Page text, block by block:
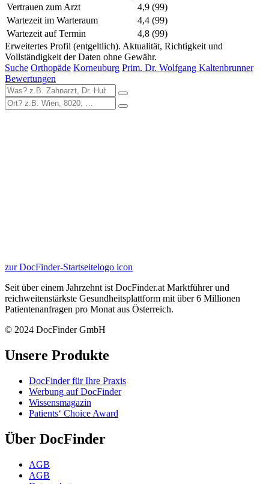
Vertrauen zum Arzt
4,9 (99)
Wartezeit im Warteraum
4,4 (99)
Wartezeit auf Termin
4,8 (99)
Erweitertes Profil (entgeltlich). Aktualität, Richtigkeit und
Vollständigkeit der Daten ohne Gewähr.
Suche Orthopäde Korneuburg Prim. Dr. Wolfgang Kaltenbrunner
Bewertungen
zur DocFinder-Startseitelogo icon
Seit über einem Jahrzehnt ist DocFinder.at Marktführer und
reichweitenstärkste Gesundheitsplattform mit über 6 Millionen
Patientenanfragen pro Monat aus Österreich.
© 2024 DocFinder GmbH
Unsere Produkte
DocFinder für Ihre Praxis
Werbung auf DocFinder
Wissensmagazin
Patients‘ Choice Award
Über DocFinder
AGB
AGB